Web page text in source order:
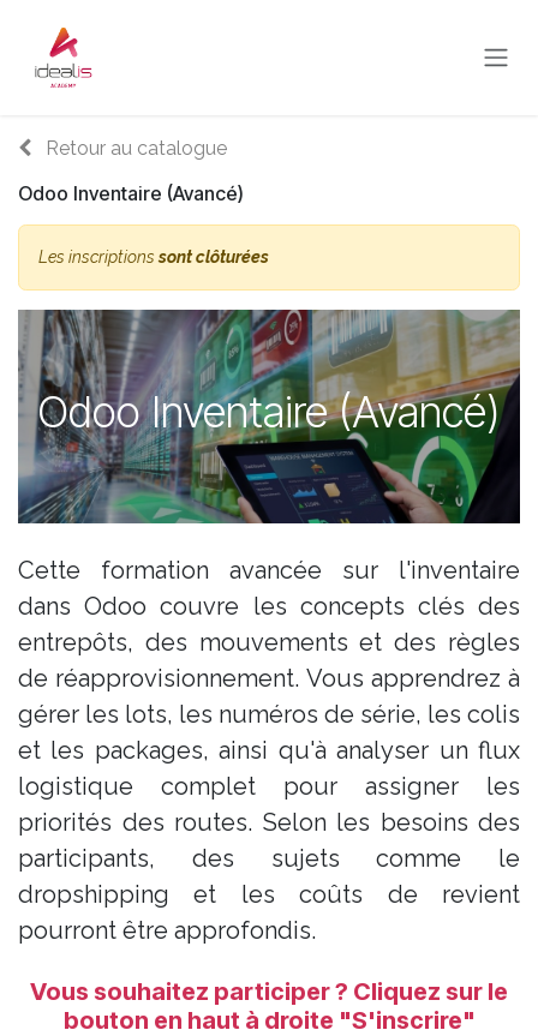
Retour au catalogue
Odoo Inventaire (Avancé)
Les inscriptionssont clôturées
Odoo Inventaire (Avancé)
Cette formation avancée sur l'inventaire
dans Odoo couvre les concepts clés des
entrepôts, des mouvements et des règles
de réapprovisionnement. Vous apprendrez à
gérer les lots, les numéros de série, les colis
et les packages, ainsi qu'à analyser un flux
logistique complet pour assigner les
priorités des routes. Selon les besoins des
participants, des sujets comme le
dropshipping et les coûts de revient
pourront être approfondis.
Vous ​souhaitez participer ? Cliquez sur le
bouton en haut à droite "S'inscrire"